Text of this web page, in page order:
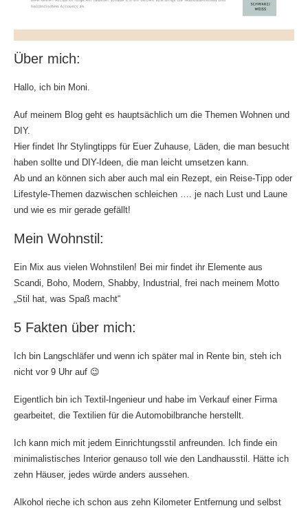
Über mich:
Hallo, ich bin Moni.
Auf meinem Blog geht es hauptsächlich um die Themen Wohnen und
DIY.
Hier findet Ihr Stylingtipps für Euer Zuhause, Läden, die man besucht
haben sollte und DIY-Ideen, die man leicht umsetzen kann.
Ab und an können sich aber auch mal ein Rezept, ein Reise-Tipp oder
Lifestyle-Themen dazwischen schleichen …. je nach Lust und Laune
und wie es mir gerade gefällt!
Mein Wohnstil:
Ein Mix aus vielen Wohnstilen! Bei mir findet ihr Elemente aus
Scandi, Boho, Modern, Shabby, Industrial, frei nach meinem Motto
„Stil hat, was Spaß macht“
5 Fakten über mich:
Ich bin Langschläfer und wenn ich später mal in Rente bin, steh ich
nicht vor 9 Uhr auf 😉
Eigentlich bin ich Textil-Ingenieur und habe im Verkauf einer Firma
gearbeitet, die Textilien für die Automobilbranche herstellt.
Ich kann mich mit jedem Einrichtungsstil anfreunden. Ich finde ein
minimalistisches Interior genauso toll wie den Landhausstil. Hätte ich
zehn Häuser, jedes würde anders aussehen.
Alkohol rieche ich schon aus zehn Kilometer Entfernung und selbst